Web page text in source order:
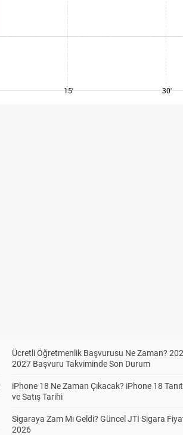
15' 30'
Ücretli Öğretmenlik Başvurusu Ne Zaman?
2027 Başvuru Takviminde Son Durum
iPhone 18 Ne Zaman Çıkacak? iPhone 18
ve Satış Tarihi
Sigaraya Zam Mı Geldi? Güncel JTI Sigara
2026